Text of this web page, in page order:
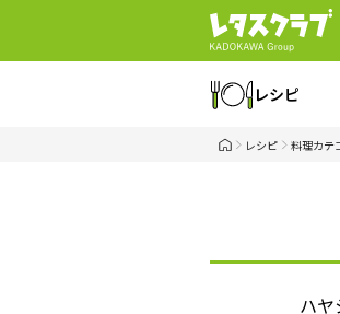
レシピ
レシピ 料理カテ
ハ